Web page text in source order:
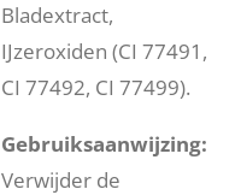
Bladextract,
IJzeroxiden (CI 77491,
CI 77492, CI 77499).
Gebruiksaanwijzing:
Verwijder de